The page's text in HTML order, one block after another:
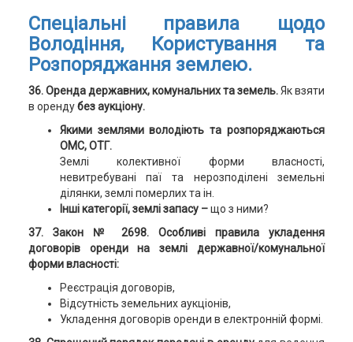
Спеціальні правила щодо
Володіння, Користування та
Розпоряджання землею.
36. Оренда державних, комунальних та земель.Як взяти
в орендубез аукціону.
Якими землями володіють та розпоряджаються
ОМС, ОТГ.
Землі колективної форми власності,
невитребувані паї та нерозподілені земельні
ділянки, землі померлих та ін.
Інші категорії, землі запасу –що з ними?
37. Закон № 2698. Особливі правила укладення
договорів оренди на землі державної/комунальної
форми власності:
Реєстрація договорів,
Відсутність земельних аукціонів,
Укладення договорів оренди в електронній формі.